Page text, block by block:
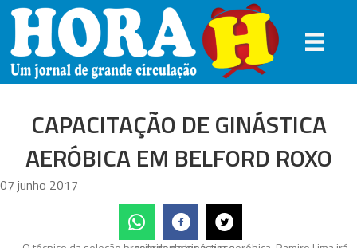
CAPACITAÇÃO DE GINÁSTICA
AERÓBICA EM BELFORD ROXO
07 junho 2017